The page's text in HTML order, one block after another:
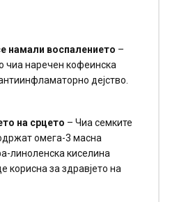
намали воспалението –
чиа наречен кофеинска
дејство.
на срцето – Чиа семките
омега-3 масна
линоленска киселина
корисна за здравјето на